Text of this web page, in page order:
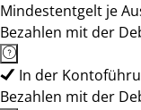
Mindestentgelt je
Bezahlen mit der
In der
Bezahlen mit der